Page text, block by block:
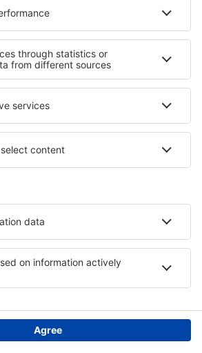
Países
web internacionales
eSky.com eDestinos.com